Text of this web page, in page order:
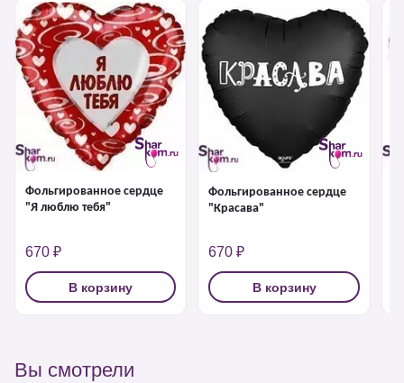
Фольгированное сердце
"Я люблю тебя"
670 ₽
В корзину
Фольгированное сердце
"Красава"
670 ₽
В корзину
Вы смотрели